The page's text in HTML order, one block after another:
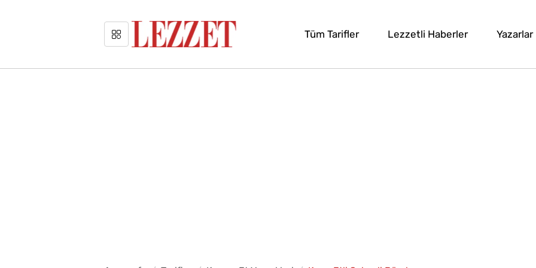
Tüm Tarifler Lezzetli Haberler Yazarlar